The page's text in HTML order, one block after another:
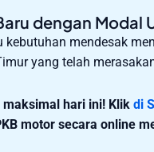
dengan Modal
mendesak
yang telah
maksimal hari ini! Klik di
motor secara online